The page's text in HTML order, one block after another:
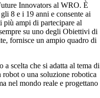
Innovators al WRO. È
8 e i 19 anni e consente ai
più ampi di partecipare al
su uno degli Obiettivi di
fornisce un ampio quadro di
scelta che si adatta al tema di
robot o una soluzione robotica
nel mondo reale e progettano